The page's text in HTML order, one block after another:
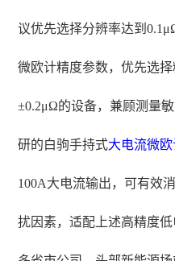
议优先选择分辨率达到
微欧计精度参数，优先选
±0.2μΩ的设备，兼顾测量
研的白驹手持式大电流微欧
100A大电流输出，可有效
扰因素，适配上述高精度